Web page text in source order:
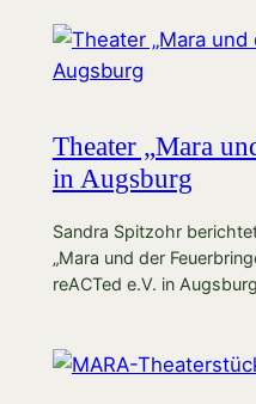
Theater „Mara
in Augsburg
Sandra Spitzohr
„Mara und der
reACTed e.V. in